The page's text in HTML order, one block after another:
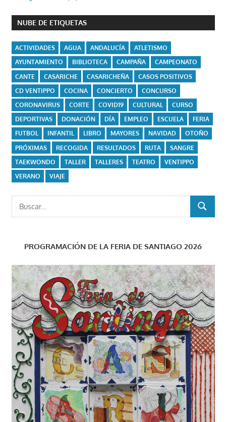
NUBE DE ETIQUETAS
ACTIVIDADES AGUA ANDALUCÍA
ATLETISMO
AYUNTAMIENTO
BIBLIOTECA CAMPAÑA
CAMPEONATO
CANTE
CASARICHE CASARICHEÑA
CASOS POSITIVOS
CD VENTIPPO
COCINA CONCIERTO
CONCURSO
CORONAVIRUS
CORTE COVID19 CULTURAL
CURSO
DEPORTIVAS
DONACIÓN DÍA EMPLEO ESCUELA
FERIA
FUTBOL
INFANTIL LIBRO MAYORES NAVIDAD
OTOÑO
PRÓXIMAS
RECOGIDA RESULTADOS RUTA
SANGRE
TAEKWONDO
TALLER TALLERES TEATRO
VENTIPPO
VERANO
VIAJE
BUSCAR
PROGRAMACIÓN DE LA FERIA DE SANTIAGO 2026